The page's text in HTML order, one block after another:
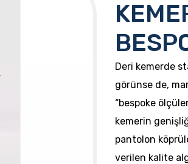
Deri kemerde
görünse de,
“bespoke
kemerin
pantolon
verilen kalite